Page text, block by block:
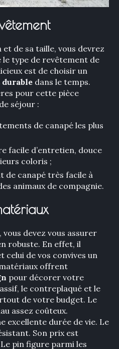
de sa taille, vous devrez
type de revêtement de
est de choisir un
dans le temps.
pour cette pièce
séjour :
de canapé les plus
facile d’entretien, douce
coloris ;
de canapé très facile à
animaux de compagnie.
devez vous assurer
robuste. En effet, il
de vos convives un
offrent
pour décorer votre
le contreplaqué et le
de votre budget. Le
assez coûteux.
excellente durée de vie. Le
Son prix est
pin figure parmi les